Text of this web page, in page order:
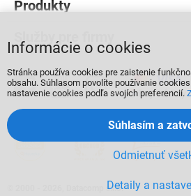
Produkty
Služby pre firmy
  
2000 - 2026, Datacomp s.r.o.
Informácie o cookies
Stránka používa cookies pre zaistenie
obsahu. Súhlasom povolíte používanie
nastavenie cookies podľa svojích preferencií.
Detaily a
Odmietnuť
Súhlasím a